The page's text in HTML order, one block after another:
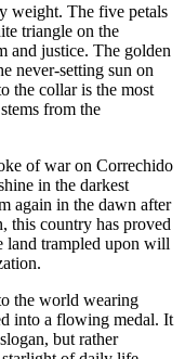
weight. The five petals
triangle on the
and justice. The golden
never-setting sun on
the collar is the most
from the
of war on Correchido
in the darkest
again in the dawn after
this country has proved
land trampled upon will
the world wearing
into a flowing medal. It
but rather